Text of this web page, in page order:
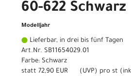
60-622 Schwarz
Modelljahr
Lieferbar, in drei bis fünf Tagen
Art.Nr. SB11654029.01
Farbe: Schwarz
statt 72,90 EUR ( UVP) pro st